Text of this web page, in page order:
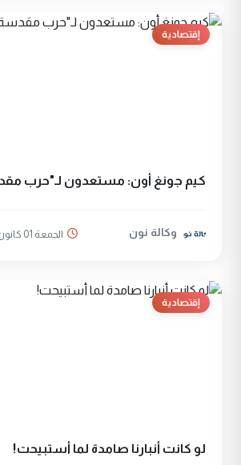
إقتصادية
كيم جونغ أون: مستعدون لـ"حرب
وكالة نون الجمعة 01 كانون الثاني 2016
إقتصادية
لو كانت أنبارنا صامدة لما أستبيحت!